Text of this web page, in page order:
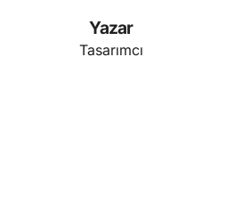
Yazar
Tasarımcı